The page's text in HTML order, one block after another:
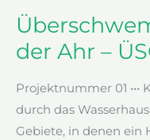
der Ahr –
Projektnummer 01
durch das
Gebiete, in denen ein